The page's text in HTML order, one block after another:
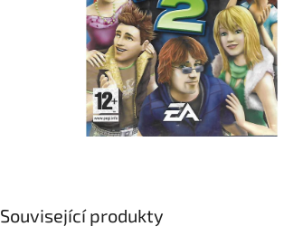
Související produkty